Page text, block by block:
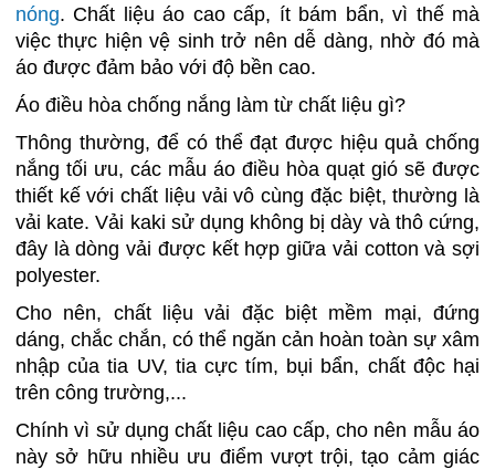
nóng. Chất liệu áo cao cấp, ít bám bẩn, vì thế mà
việc thực hiện vệ sinh trở nên dễ dàng, nhờ đó mà
áo được đảm bảo với độ bền cao.
Áo điều hòa chống nắng làm từ chất liệu gì?
Thông thường, để có thể đạt được hiệu quả chống
nắng tối ưu, các mẫu áo điều hòa quạt gió sẽ được
thiết kế với chất liệu vải vô cùng đặc biệt, thường là
vải kate. Vải kaki sử dụng không bị dày và thô cứng,
đây là dòng vải được kết hợp giữa vải cotton và sợi
polyester.
Cho nên, chất liệu vải đặc biệt mềm mại, đứng
dáng, chắc chắn, có thể ngăn cản hoàn toàn sự xâm
nhập của tia UV, tia cực tím, bụi bẩn, chất độc hại
trên công trường,...
Chính vì sử dụng chất liệu cao cấp, cho nên mẫu áo
này sở hữu nhiều ưu điểm vượt trội, tạo cảm giác